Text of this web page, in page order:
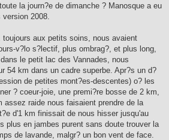
la journ?e de dimanche ? Manosque a eu
2008.
aux petits soins, nous avaient
v?lo s?lectif, plus ombrag?, et plus long,
le petit lac des Vannades, nous
54 km dans un cadre superbe. Apr?s un d?
de petites mont?es-descentes) o? les
? coeur-joie, une premi?re bosse de 2 km,
assez raide nous faisaient prendre de la
d'1 km finissait de nous hisser jusqu'au
plus en jambes purent sans doute trouver la
de lavande, malgr? un bon vent de face.